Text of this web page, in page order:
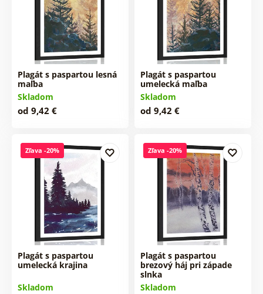
Plagát s paspartou lesná
maľba
Skladom
od 9,42 €
Plagát s paspartou
umelecká maľba
Skladom
od 9,42 €
Zľava -20%
Plagát s paspartou
umelecká krajina
Skladom
Zľava -20%
Plagát s paspartou
brezový háj pri západe
slnka
Skladom